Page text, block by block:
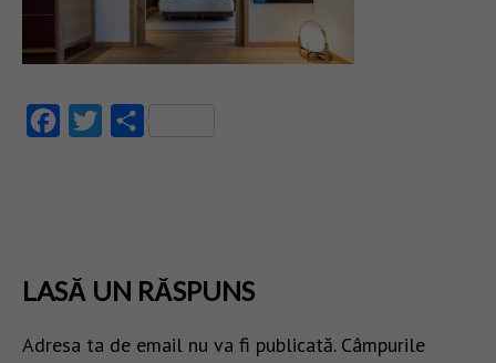
FacebookTwitter
LASĂ UN RĂSPUNS
Adresa ta de email nu va fi publicată. Câmpurile